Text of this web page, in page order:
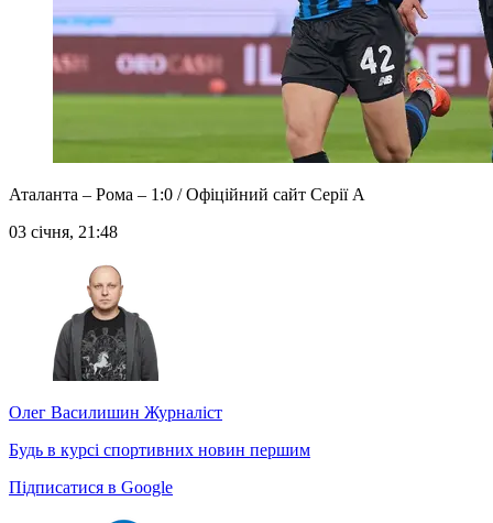
Аталанта – Рома – 1:0 / Офіційний сайт Серії А
03 січня, 21:48
Олег Василишин Журналіст
Будь в курсі спортивних новин першим
Підписатися в Google